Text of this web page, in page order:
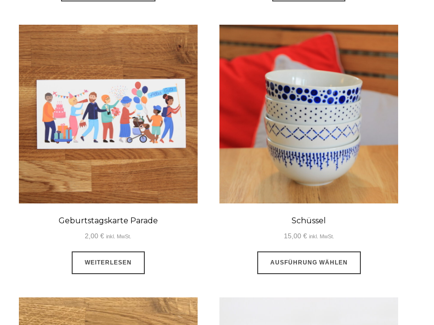
Geburtstagskarte Parade
2,00€ inkl. MwSt.
WEITERLESEN
Schüssel
15,00 € inkl. MwSt.
AUSFÜHRUNG WÄHLEN
Dieses